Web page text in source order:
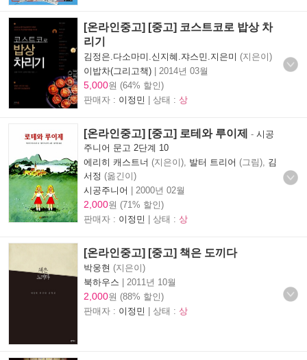
[온라인중고] [중고] 코스트코로 밥상 차
리기
김정은.다소마미.신지혜.쟈스민.지은미 (지은이)
이밥차(그리고책) | 2014년 03월
5,000원 (64% 할인)
판매자 : 이정민 | 상태 : 상
[온라인중고] [중고] 로테와 루이제 - 시공
주니어 문고 2단계 10
에리히 캐스트너 (지은이), 발터 트리어 (그림), 김
서정 (옮긴이)
시공주니어 | 2000년 02월
2,000원 (71% 할인)
판매자 : 이정민 | 상태 : 상
[온라인중고] [중고] 책은 도끼다
박웅현 (지은이)
북하우스 | 2011년 10월
2,000원 (88% 할인)
판매자 : 이정민 | 상태 : 상